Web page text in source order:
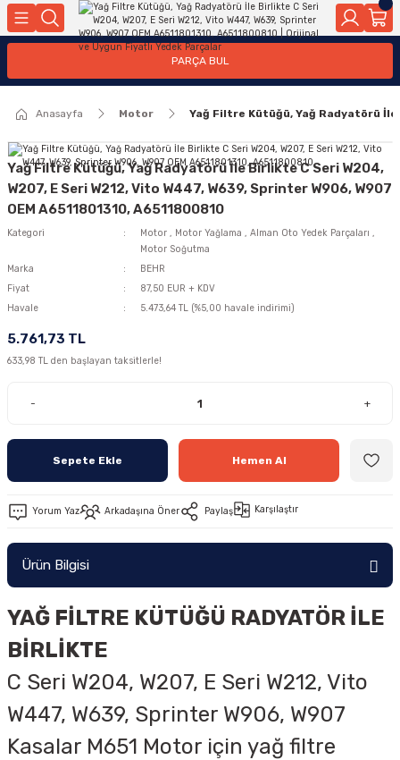
Geri Dön
Geri Dön
Geri Dön
Yakıt Pompası, Yakıt Hatları
Motor Elektrik
Ateşleme Buji Bobin Buji Kablosu
Alternatör Marş Motoru
Geri Dön
Geri Dön
Geri Dön
Kollar
Geri Dön
Geri Dön
Ön Arka
Geri Dön
PARÇA BUL
Anasayfa Motor Yağ Filtre Kütüğü, Yağ Radyatörü İle
Yağ Filtre Kütüğü, Yağ Radyatörü İle Birlikte C Seri W204,
W207, E Seri W212, Vito W447, W639, Sprinter W906, W907
OEM A6511801310, A6511800810
Kategori Motor , Motor Yağlama , Alman Oto Yedek Parçaları ,
Motor Soğutma
Marka
BEHR
Fiyat
87,50 EUR + KDV
Havale
5.473,64 TL (%5,00 havale indirimi)
5.761,73 TL
633,98 TL den başlayan taksitlerle!
- +
Sepete Ekle Hemen Al
Yorum Yaz Arkadaşına Öner Paylaş Karşılaştır
Ürün Bilgisi
YAĞ FİLTRE KÜTÜĞÜ RADYATÖR İLE
BİRLİKTE
C Seri W204, W207, E Seri W212, Vito
W447, W639, Sprinter W906, W907
Kasalar M651 Motor için yağ filtre